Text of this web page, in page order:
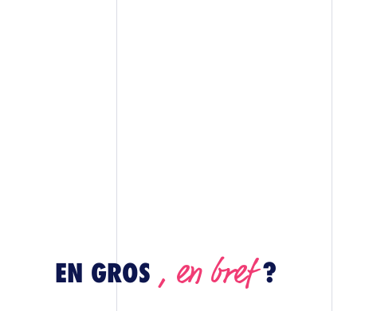
EN GROS , en bref?